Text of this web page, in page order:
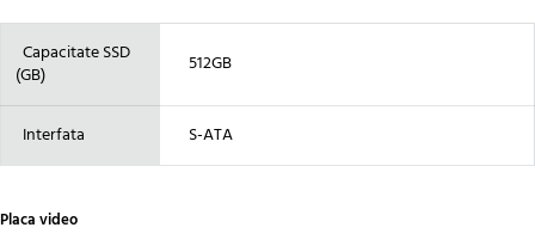
Capacitate SSD
(GB)
512GB
Interfata S-ATA
Placa video